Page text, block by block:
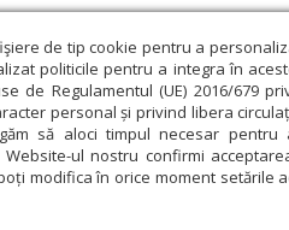
de tip cookie pentru a
politicile pentru a integra în
de Regulamentul (UE) 2016/679
personal și privind libera
să aloci timpul necesar
ul nostru confirmi
modifica în orice moment